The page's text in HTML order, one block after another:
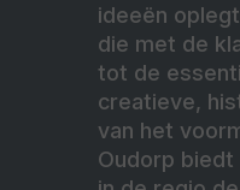
ideeën
die met de
tot de
creatieve,
van het
Oudorp biedt